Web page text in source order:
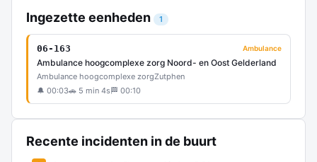
Ingezette eenheden 1
06-163 Ambulance
Ambulance hoogcomplexe zorg Noord- en Oost Gelderland
Ambulance hoogcomplexe zorgZutphen
🔔 00:03🚗 5 min 4s 🏁 00:10
Recente incidenten in de buurt